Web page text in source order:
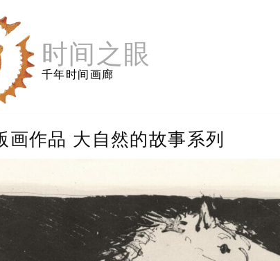
时间之眼
千年时间画廊
画作品 大自然的故事系列